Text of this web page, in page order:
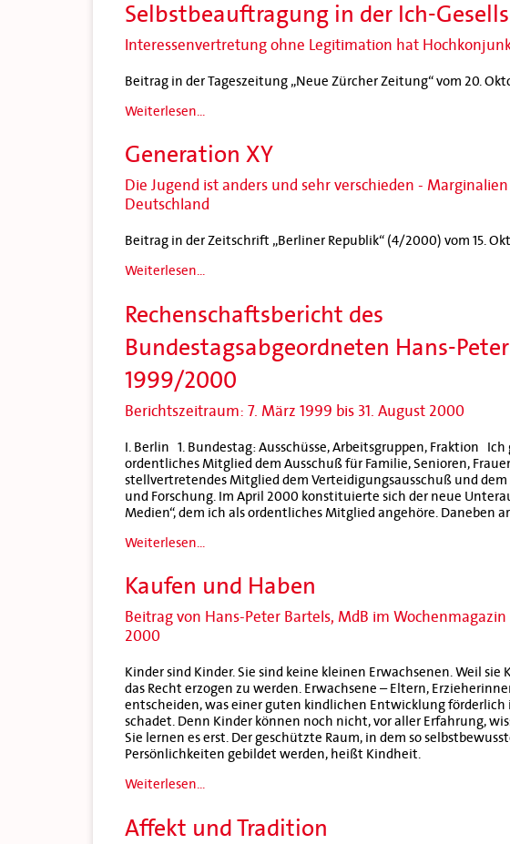
Selbstbeauftragung in der Ich-
Interessenvertretung ohne Legitimation hat
Beitrag in der Tageszeitung „Neue Zürcher Zeitung“ vom 20.
Weiterlesen...
Generation XY
Die Jugend ist anders und sehr verschieden -
Deutschland
Beitrag in der Zeitschrift „Berliner Republik“ (4/2000) vom 15.
Weiterlesen...
Rechenschaftsbericht des
Bundestagsabgeordneten Hans-
1999/2000
Berichtszeitraum: 7. März 1999 bis 31. August 2000
I. Berlin 1. Bundestag: Ausschüsse, Arbeitsgruppen, Fraktion Ich
ordentliches Mitglied dem Ausschuß für Familie, Senioren,
stellvertretendes Mitglied dem Verteidigungsausschuß und
und Forschung. Im April 2000 konstituierte sich der neue
Medien“, dem ich als ordentliches Mitglied angehöre. Daneben
Weiterlesen...
Kaufen und Haben
Beitrag von Hans-Peter Bartels, MdB im Wochenmagazin
2000
Kinder sind Kinder. Sie sind keine kleinen Erwachsenen. Weil sie
das Recht erzogen zu werden. Erwachsene – Eltern,
entscheiden, was einer guten kindlichen Entwicklung förderlich
schadet. Denn Kinder können noch nicht, vor aller Erfahrung,
Sie lernen es erst. Der geschützte Raum, in dem so
Persönlichkeiten gebildet werden, heißt Kindheit.
Weiterlesen...
Affekt und Tradition